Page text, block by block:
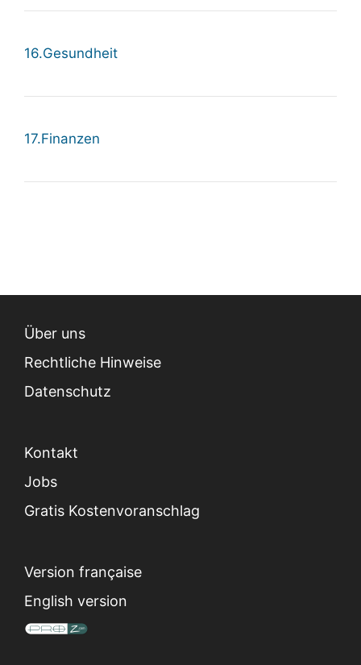
16.Gesundheit
17.Finanzen
Über uns
Rechtliche Hinweise
Datenschutz
Kontakt
Jobs
Gratis Kostenvoranschlag
Version française
English version